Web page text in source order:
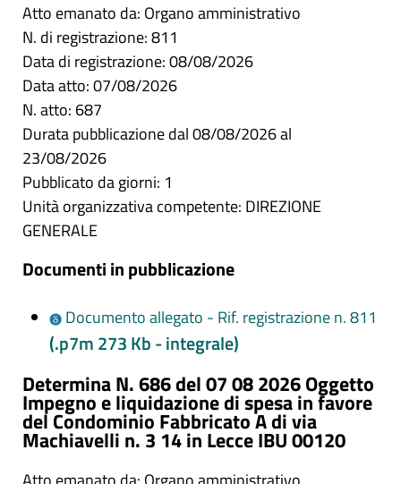
Atto emanato da: Organo amministrativo
N. di registrazione: 811
Data di registrazione: 08/08/2026
Data atto: 07/08/2026
N. atto: 687
Durata pubblicazione dal 08/08/2026 al
23/08/2026
Pubblicato da giorni: 1
Unità organizzativa competente: DIREZIONE
GENERALE
Documenti in pubblicazione
Documento allegato - Rif. registrazione n. 811
(.p7m 273 Kb - integrale)
Determina N. 686 del 07 08 2026 Oggetto
Impegno e liquidazione di spesa in favore
del Condominio Fabbricato A di via
Machiavelli n. 3 14 in Lecce IBU 00120